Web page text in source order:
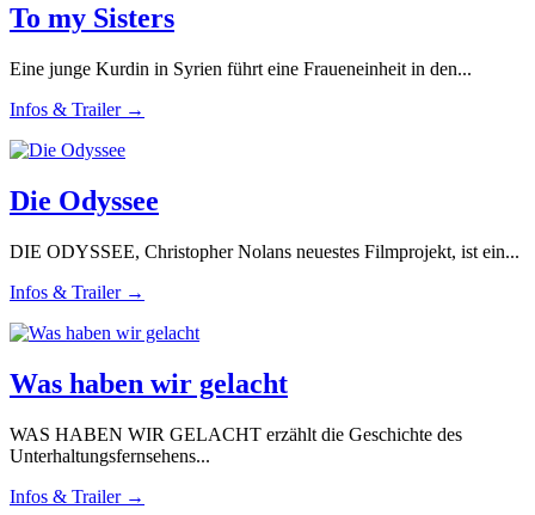
To my Sisters
Eine junge Kurdin in Syrien führt eine Fraueneinheit in den...
Infos & Trailer →
Die Odyssee
DIE ODYSSEE, Christopher Nolans neuestes Filmprojekt, ist ein...
Infos & Trailer →
Was haben wir gelacht
WAS HABEN WIR GELACHT erzählt die Geschichte des
Unterhaltungsfernsehens...
Infos & Trailer →